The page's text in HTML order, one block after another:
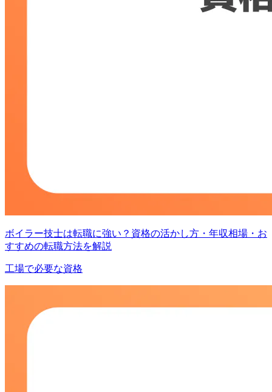
ボイラー技士は転職に強い？資格の活かし方・年収相場・お
すすめの転職方法を解説
工場で必要な資格